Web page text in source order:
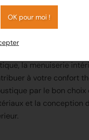
conseiller et réaliser
soin l’ensemble de
intérieures
delà de l’esthétisme et
la menuiserie
à votre confort
par le bon choix
et la conception
OK pour moi !